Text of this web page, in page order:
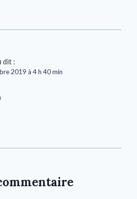
dit :
2019 à 4 h 40 min